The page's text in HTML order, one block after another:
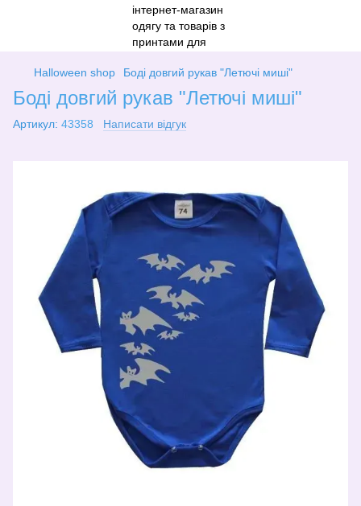
Halloween shop Боді довгий рукав "Летючі миші"
Боді довгий рукав "Летючі миші"
Артикул: 43358 Написати відгук